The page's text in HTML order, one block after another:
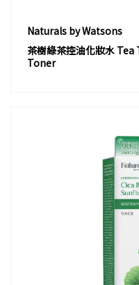
Naturals by Watsons
茶樹綠茶控油化妝水
Toner